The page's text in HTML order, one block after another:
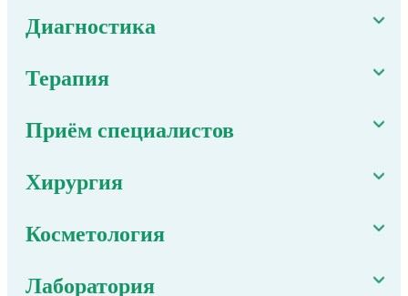
Диагностика
Терапия
Приём специалистов
Хирургия
Косметология
Лаборатория